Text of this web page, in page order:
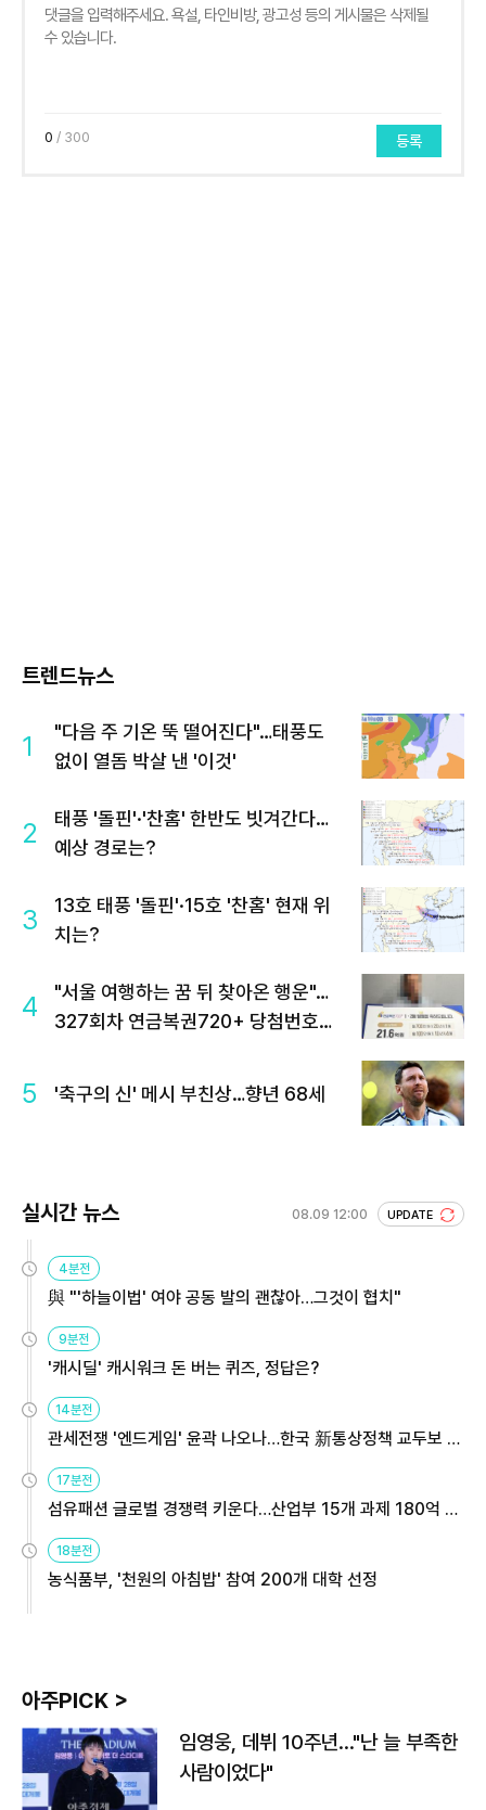
0 / 300 등록
트렌드뉴스
1
"다음 주 기온 뚝 떨어진다"…태풍도
없이 열돔 박살 낸 '이것'
2
태풍 '돌핀'·'찬홈' 한반도 빗겨간다…
예상 경로는?
3
13호 태풍 '돌핀'·15호 '찬홈' 현재 위
치는?
4
"서울 여행하는 꿈 뒤 찾아온 행운"…
327회차 연금복권720+ 당첨번호조
5 '축구의 신' 메시 부친상…향년 68세
실시간 뉴스 08.09 12:00 UPDATE
4분전
與 "'하늘이법' 여야 공동 발의 괜찮아…그것이 협치"
9분전
'캐시딜' 캐시워크 돈 버는 퀴즈, 정답은?
14분전
관세전쟁 '엔드게임' 윤곽 나오나…한국 新통상정책 교두보 활
용해야
17분전
섬유패션 글로벌 경쟁력 키운다…산업부 15개 과제 180억 지
원
18분전
농식품부, '천원의 아침밥' 참여 200개 대학 선정
아주PICK >
임영웅, 데뷔 10주년…"난 늘 부족한
사람이었다"